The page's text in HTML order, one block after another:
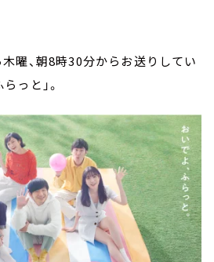
曜、朝8時30分からお送りしてい
っと」。